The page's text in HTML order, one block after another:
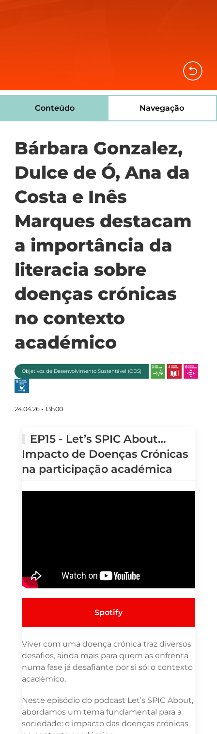
Conteúdo Navegação
Bárbara Gonzalez,
Dulce de Ó, Ana da
Costa e Inês
Marques destacam
a importância da
literacia sobre
doenças crónicas
no contexto
académico
Objetivos de Desenvolvimento Sustentável (ODS)
24.04.26 - 13h00
EP15 - Let’s SPIC About…
Impacto de Doenças Crónicas
na participação académica
Spotify
Viver com uma doença crónica traz diversos
desafios, ainda mais para quem as enfrenta
numa fase já desafiante por si só: o contexto
académico.
Neste episódio do podcast Let’s SPIC About,
abordamos um tema fundamental para a
sociedade: o impacto das doenças crónicas